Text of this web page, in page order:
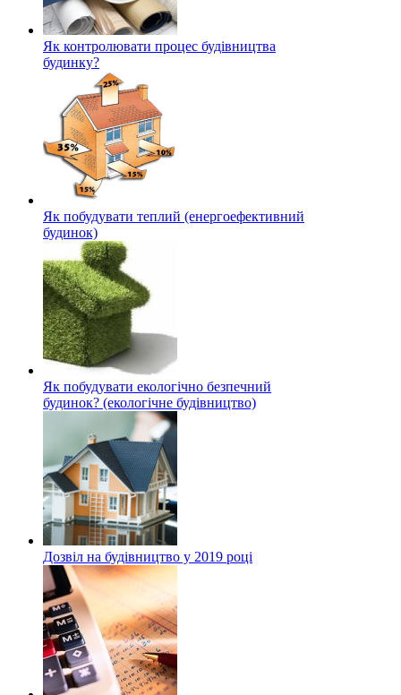
Як контролювати процес будівництва
будинку?
Як побудувати теплий (енергоефективний
будинок)
Як побудувати екологічно безпечний
будинок? (екологічне будівництво)
Дозвіл на будівництво у 2019 році